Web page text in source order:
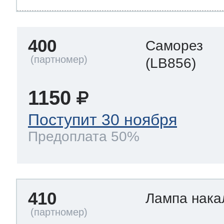
400
Саморез
(LB856)
1150
Поступит 30 ноября
Предоплата 50%
410 Лампа